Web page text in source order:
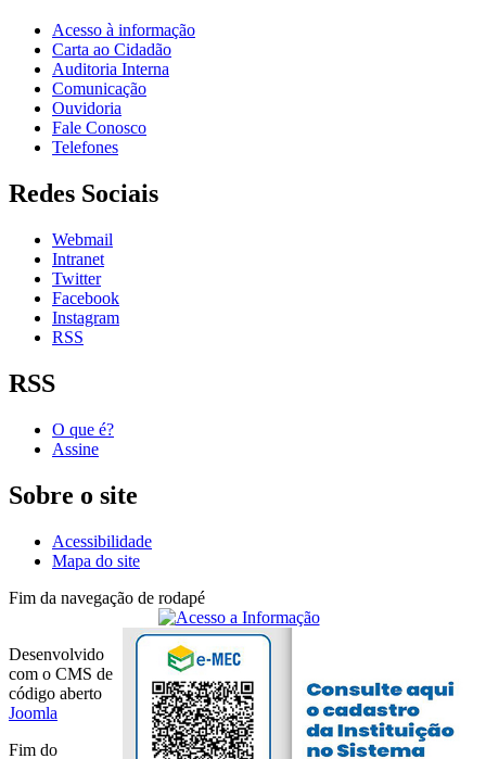
Acesso à informação
Carta ao Cidadão
Auditoria Interna
Comunicação
Ouvidoria
Fale Conosco
Telefones
Redes Sociais
Webmail
Intranet
Twitter
Facebook
Instagram
RSS
RSS
O que é?
Assine
Sobre o site
Acessibilidade
Mapa do site
Fim da navegação de rodapé
Desenvolvido
com o CMS de
código aberto
Joomla
Fim do